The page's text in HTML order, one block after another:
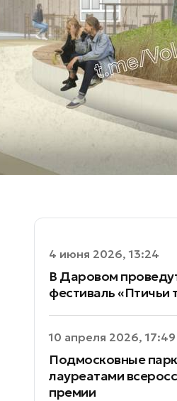
4 июня 2026, 13:24
В Даровом
фестиваль «Птичьи
10 апреля 2026, 17:49
Подмосковные
лауреатами
премии